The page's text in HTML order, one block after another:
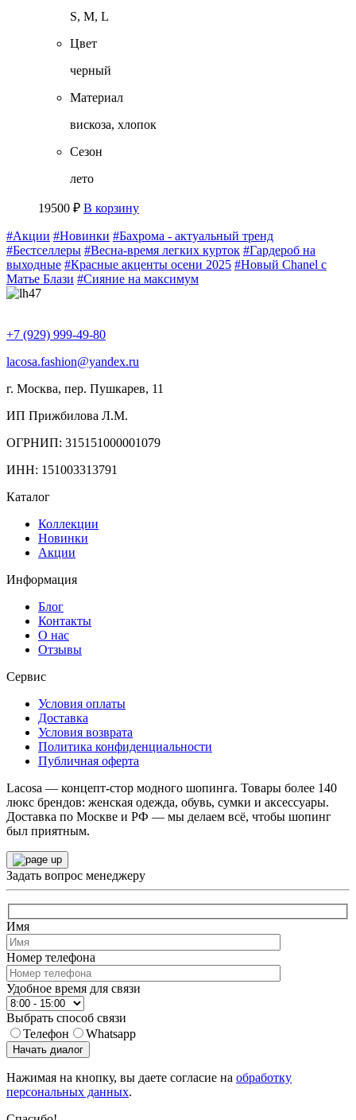
S, M, L
Цвет
черный
Материал
вискоза, хлопок
Сезон
лето
19500 ₽ В корзину
#Акции #Новинки #Бахрома - актуальный тренд
#Бестселлеры #Весна-время легких курток #Гардероб на
выходные #Красные акценты осени 2025 #Новый Chanel с
Матье Блази #Сияние на максимум
+7 (929) 999-49-80
lacosa.fashion@yandex.ru
г. Москва, пер. Пушкарев, 11
ИП Прижбилова Л.М.
ОГРНИП: 315151000001079
ИНН: 151003313791
Каталог
Коллекции
Новинки
Акции
Информация
Блог
Контакты
О нас
Отзывы
Сервис
Условия оплаты
Доставка
Условия возврата
Политика конфиденциальности
Публичная оферта
Lacosa — концепт-стор модного шопинга. Товары более 140
люкс брендов: женская одежда, обувь, сумки и аксессуары.
Доставка по Москве и РФ — мы делаем всё, чтобы шопинг
был приятным.
Задать вопрос менеджеру
Имя
Номер телефона
Удобное время для связи
Выбрать способ связи
Телефон
Whatsapp
Начать диалог
Нажимая на кнопку, вы даете согласие на обработку
персональных данных.